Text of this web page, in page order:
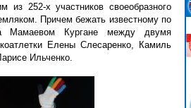
252-х участников своеобразного
Причем бежать известному по
Мамаевом Кургане между двумя
Елены Слесаренко, Камиль
Ильченко.